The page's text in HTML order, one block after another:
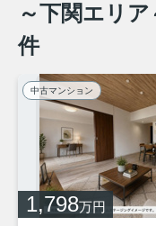
～下関エリ
件
中古マンション
1,798万円